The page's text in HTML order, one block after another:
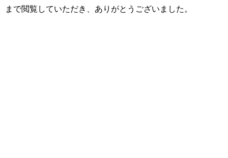
まで閲覧していただき、ありがとうございました。